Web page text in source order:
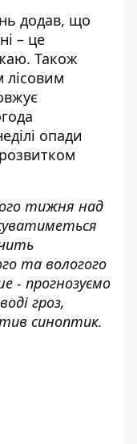
додав, що
– це
Також
лісовим
опади
тижня над
та вологого
- прогнозуємо
гроз,
синоптик.